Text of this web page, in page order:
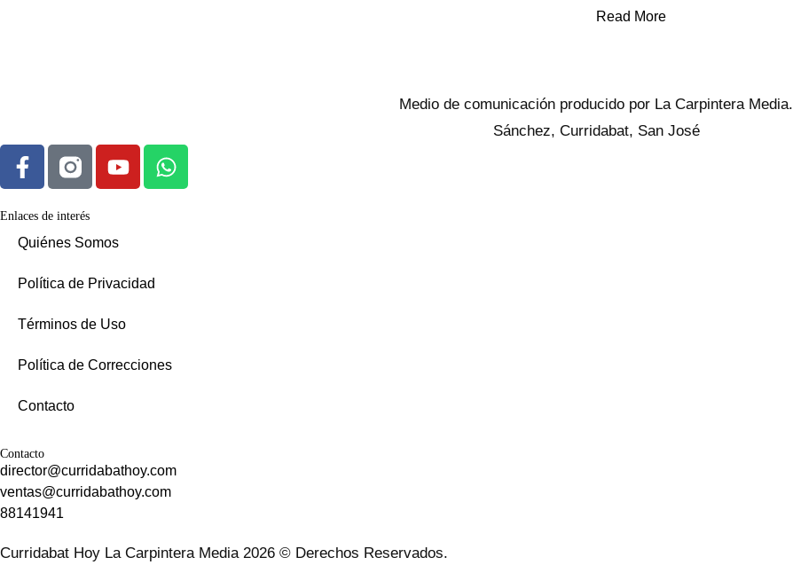
Read More
Medio de comunicación producido por La Carpintera Media.
Sánchez, Curridabat, San José
Enlaces de interés
Quiénes Somos
Política de Privacidad
Términos de Uso
Política de Correcciones
Contacto
Contacto
director@curridabathoy.com
ventas@curridabathoy.com
88141941
Curridabat Hoy La Carpintera Media 2026 © Derechos Reservados.